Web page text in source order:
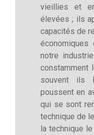
vieillies et
élevées ; ils
capacités de
notre
constamment
souvent ils
poussent en
qui se sont
technique de
la technique